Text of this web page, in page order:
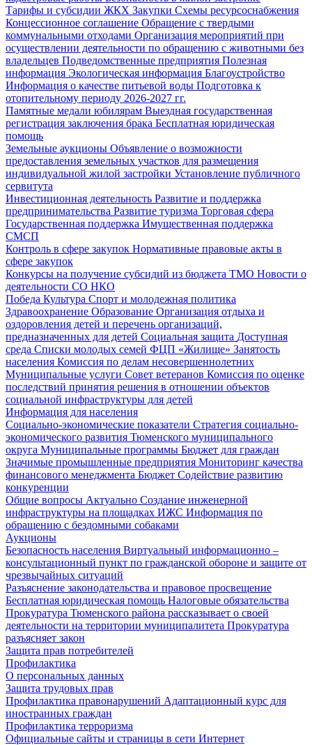
Тарифы и субсидии ЖКХ Закупки Схемы ресурсоснабжения
Концессионное соглашение Обращение с твердыми
коммунальными отходами Организация мероприятий при
осуществлении деятельности по обращению с животными без
владельцев Подведомственные предприятия Полезная
информация Экологическая информация Благоустройство
Информация о качестве питьевой воды Подготовка к
отопительному периоду 2026-2027 гг.
Памятные медали юбилярам Выездная государственная
регистрация заключения брака Бесплатная юридическая
помощь
Земельные аукционы Объявление о возможности
предоставления земельных участков для размещения
индивидуальной жилой застройки Установление публичного
сервитута
Инвестиционная деятельность Развитие и поддержка
предпринимательства Развитие туризма Торговая сфера
Государственная поддержка Имущественная поддержка
СМСП
Контроль в сфере закупок Нормативные правовые акты в
сфере закупок
Конкурсы на получение субсидий из бюджета ТМО Новости о
деятельности СО НКО
Победа Культура Спорт и молодежная политика
Здравоохранение Образование Организация отдыха и
оздоровления детей и перечень организаций,
предназначенных для детей Социальная защита Доступная
среда Списки молодых семей ФЦП «Жилище» Занятость
населения Комиссия по делам несовершеннолетних
Муниципальные услуги Совет ветеранов Комиссия по оценке
последствий принятия решения в отношении объектов
социальной инфраструктуры для детей
Информация для населения
Социально-экономические показатели Стратегия социально-
экономического развития Тюменского муниципального
округа Муниципальные программы Бюджет для граждан
Значимые промышленные предприятия Мониторинг качества
финансового менеджмента Бюджет Содействие развитию
конкуренции
Общие вопросы Актуально Создание инженерной
инфраструктуры на площадках ИЖС Информация по
обращению с бездомными собаками
Аукционы
Безопасность населения Виртуальный информационно –
консультационный пункт по гражданской обороне и защите от
чрезвычайных ситуаций
Разъяснение законодательства и правовое просвещение
Бесплатная юридическая помощь Налоговые обязательства
Прокуратура Тюменского района рассказывает о своей
деятельности на территории муниципалитета Прокуратура
разъясняет закон
Защита прав потребителей
Профилактика
О персональных данных
Защита трудовых прав
Профилактика правонарушений Адаптационный курс для
иностранных граждан
Профилактика терроризма
Официальные сайты и страницы в сети Интернет